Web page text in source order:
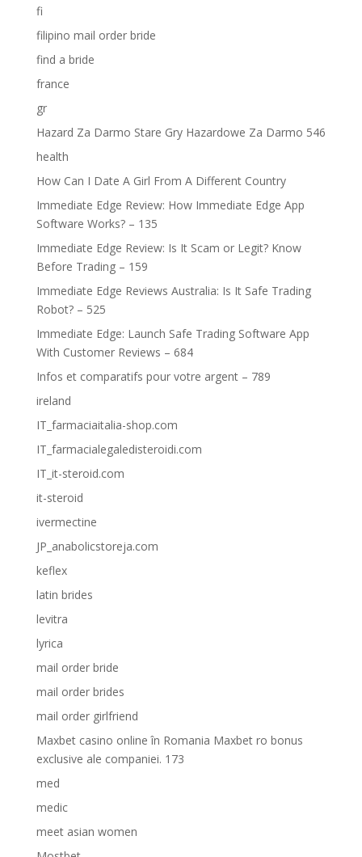
fi
filipino mail order bride
find a bride
france
gr
Hazard Za Darmo Stare Gry Hazardowe Za Darmo 546
health
How Can I Date A Girl From A Different Country
Immediate Edge Review: How Immediate Edge App
Software Works? – 135
Immediate Edge Review: Is It Scam or Legit? Know
Before Trading – 159
Immediate Edge Reviews Australia: Is It Safe Trading
Robot? – 525
Immediate Edge: Launch Safe Trading Software App
With Customer Reviews – 684
Infos et comparatifs pour votre argent – 789
ireland
IT_farmaciaitalia-shop.com
IT_farmacialegaledisteroidi.com
IT_it-steroid.com
it-steroid
ivermectine
JP_anabolicstoreja.com
keflex
latin brides
levitra
lyrica
mail order bride
mail order brides
mail order girlfriend
Maxbet casino online în Romania Maxbet ro bonus
exclusive ale companiei. 173
med
medic
meet asian women